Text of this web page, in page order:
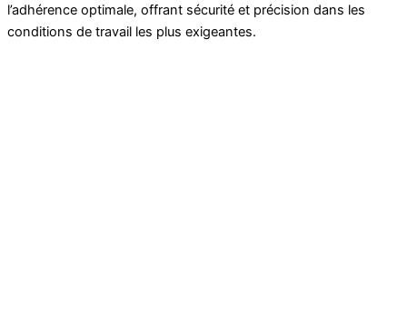
l’adhérence optimale, offrant sécurité et précision dans les
conditions de travail les plus exigeantes.